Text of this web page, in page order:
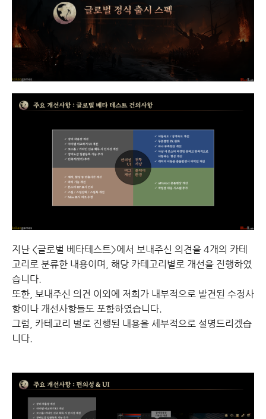
지난 <글로벌 베타테스트>에서 보내주신 의견을 4개의 카테
고리로 분류한 내용이며, 해당 카테고리별로 개선을 진행하였
습니다.
또한, 보내주신 의견 이외에 저희가 내부적으로 발견된 수정사
항이나 개선사항들도 포함하였습니다.
그럼, 카테고리 별로 진행된 내용을 세부적으로 설명드리겠습
니다.